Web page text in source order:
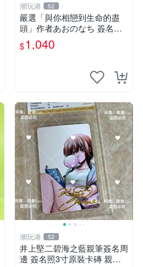
潮玩港 52
嚴選「與你相戀到生命的盡
頭」作者あおのなち 簽名照
片 3寸原裝卡磚 親筆簽名照
收藏佳品 周邊限定 照片拍賣
$1,040
潮玩港 52
井上堅二碧海之藍親筆簽名周
邊 簽名照3寸原裝卡磚 親